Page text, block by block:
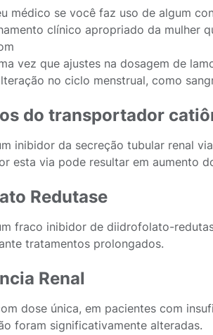
médico se você faz uso de algum
clínico apropriado da mulher
vez que ajustes na dosagem de
no ciclo menstrual, como
do transportador
inibidor da secreção tubular renal
esta via pode resultar em aumento
Redutase
fraco inibidor de diidrofolato-
tratamentos prolongados.
Renal
dose única, em pacientes com
foram significativamente alteradas.